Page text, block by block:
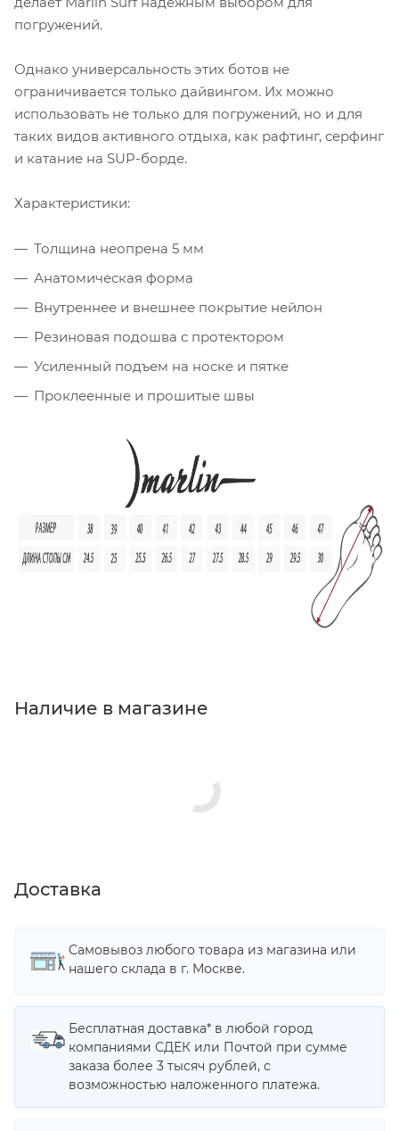
погружений.
Однако универсальность этих ботов не
ограничивается только дайвингом. Их можно
использовать не только для погружений, но и для
таких видов активного отдыха, как рафтинг, серфинг
и катание на SUP-борде.
Характеристики:
Толщина неопрена 5 мм
Анатомическая форма
Внутреннее и внешнее покрытие нейлон
Резиновая подошва с протектором
Усиленный подъем на носке и пятке
Проклеенные и прошитые швы
Наличие в магазине
Доставка
Самовывоз любого товара из магазина или
нашего склада в г. Москве.
Бесплатная доставка* в любой город
компаниями СДЕК или Почтой при сумме
заказа более 3 тысяч рублей, с
возможностью наложенного платежа.